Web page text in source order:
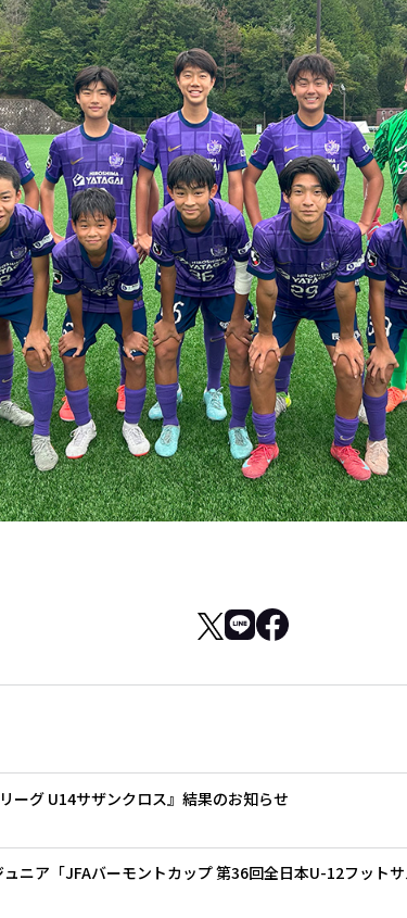
ーグ U14サザンクロス』結果のお知らせ
ニア「JFAバーモントカップ 第36回全日本U-12フット